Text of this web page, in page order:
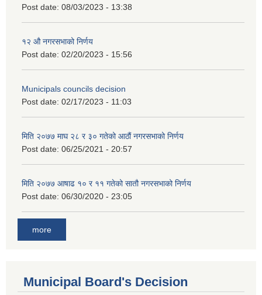
Post date: 08/03/2023 - 13:38
१२ औ नगरसभाको निर्णय
Post date: 02/20/2023 - 15:56
Municipals councils decision
Post date: 02/17/2023 - 11:03
मिति २०७७ माघ २८ र ३० गतेको आठौं नगरसभाको निर्णय
Post date: 06/25/2021 - 20:57
मिति २०७७ आषाढ १० र ११ गतेको सातौ नगरसभाको निर्णय
Post date: 06/30/2020 - 23:05
more
Municipal Board's Decision